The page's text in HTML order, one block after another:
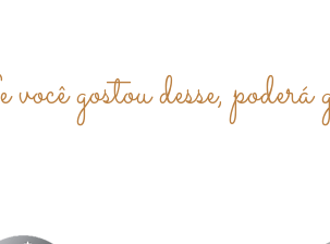
gostou desse,